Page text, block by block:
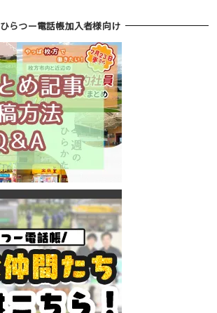
ひらつー電話帳加入者様向け